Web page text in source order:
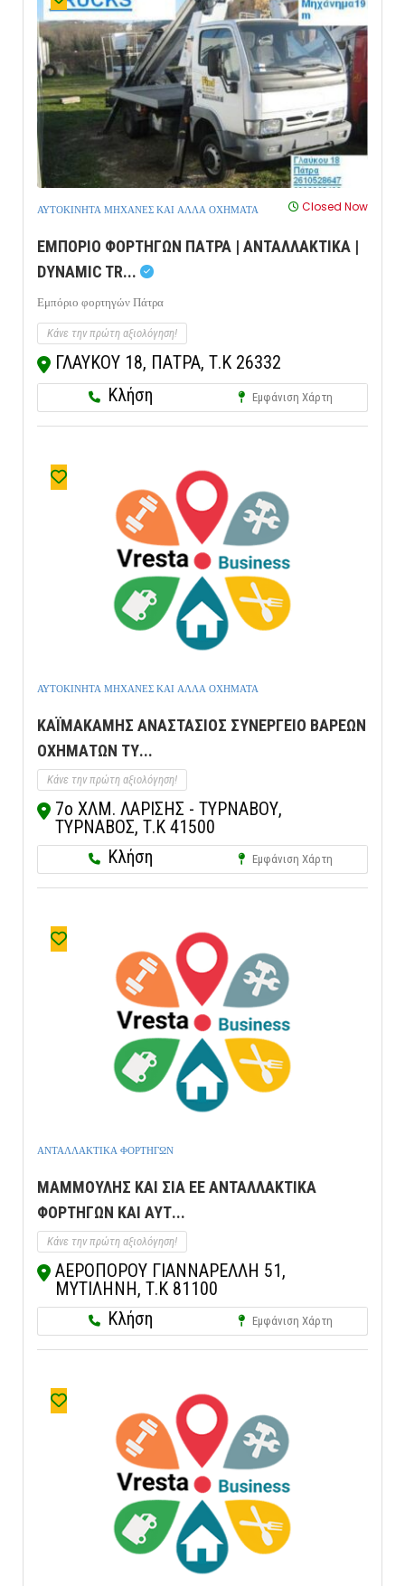
ΑΥΤΟΚΙΝΗΤΑ ΜΗΧΑΝΕΣ ΚΑΙ ΑΛΛΑ ΟΧΗΜΑΤΑ Closed Now
ΕΜΠΟΡΙΟ ΦΟΡΤΗΓΩΝ ΠΑΤΡΑ | ΑΝΤΑΛΛΑΚΤΙΚΑ |
DYNAMIC TR...
Εμπόριο φορτηγών Πάτρα
Κάνε την πρώτη αξιολόγηση!
ΓΛΑΥΚΟΥ 18, ΠΑΤΡΑ, Τ.Κ 26332
Κλήση
Εμφάνιση Χάρτη
ΑΥΤΟΚΙΝΗΤΑ ΜΗΧΑΝΕΣ ΚΑΙ ΑΛΛΑ ΟΧΗΜΑΤΑ
ΚΑΪΜΑΚΑΜΗΣ ΑΝΑΣΤΑΣΙΟΣ ΣΥΝΕΡΓΕΙΟ ΒΑΡΕΩΝ
ΟΧΗΜΑΤΩΝ ΤΥ...
Κάνε την πρώτη αξιολόγηση!
7ο ΧΛΜ. ΛΑΡΙΣΗΣ - ΤΥΡΝΑΒΟΥ,
ΤΥΡΝΑΒΟΣ, Τ.Κ 41500
Κλήση
Εμφάνιση Χάρτη
ΑΝΤΑΛΛΑΚΤΙΚΑ ΦΟΡΤΗΓΩΝ
ΜΑΜΜΟΥΛΗΣ ΚΑΙ ΣΙΑ ΕΕ ΑΝΤΑΛΛΑΚΤΙΚΑ
ΦΟΡΤΗΓΩΝ ΚΑΙ ΑΥΤ...
Κάνε την πρώτη αξιολόγηση!
ΑΕΡΟΠΟΡΟΥ ΓΙΑΝΝΑΡΕΛΛΗ 51,
ΜΥΤΙΛΗΝΗ, Τ.Κ 81100
Κλήση
Εμφάνιση Χάρτη